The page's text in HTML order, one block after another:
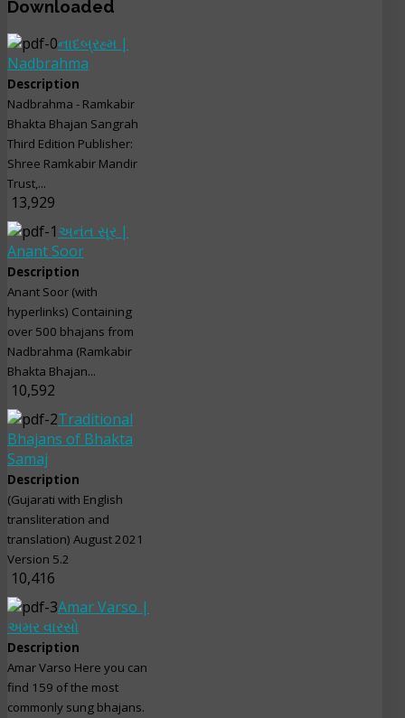
Downloaded
નાદબ્રહ્મ |
Nadbrahma
Description
Nadbrahma - Ramkabir
Bhakta Bhajan Sangrah
Third Edition Publisher:
Shree Ramkabir Mandir
Trust,...
13,929
અનંત સૂર |
Anant Soor
Description
Anant Soor (with
hyperlinks) Containing
over 500 bhajans from
Nadbrahma (Ramkabir
Bhakta Bhajan...
10,592
Traditional
Bhajans of Bhakta
Samaj
Description
(Gujarati with English
transliteration and
translation) August 2021
Version 5.2
10,416
Amar Varso |
અમર વારસો
Description
Amar Varso Here you can
find 159 of the most
commonly sung bhajans.